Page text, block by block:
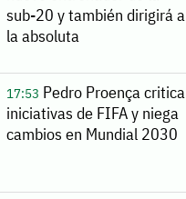
sub-20 y también dirigirá a
la absoluta
17:53 Pedro Proença critica
iniciativas de FIFA y niega
cambios en Mundial 2030